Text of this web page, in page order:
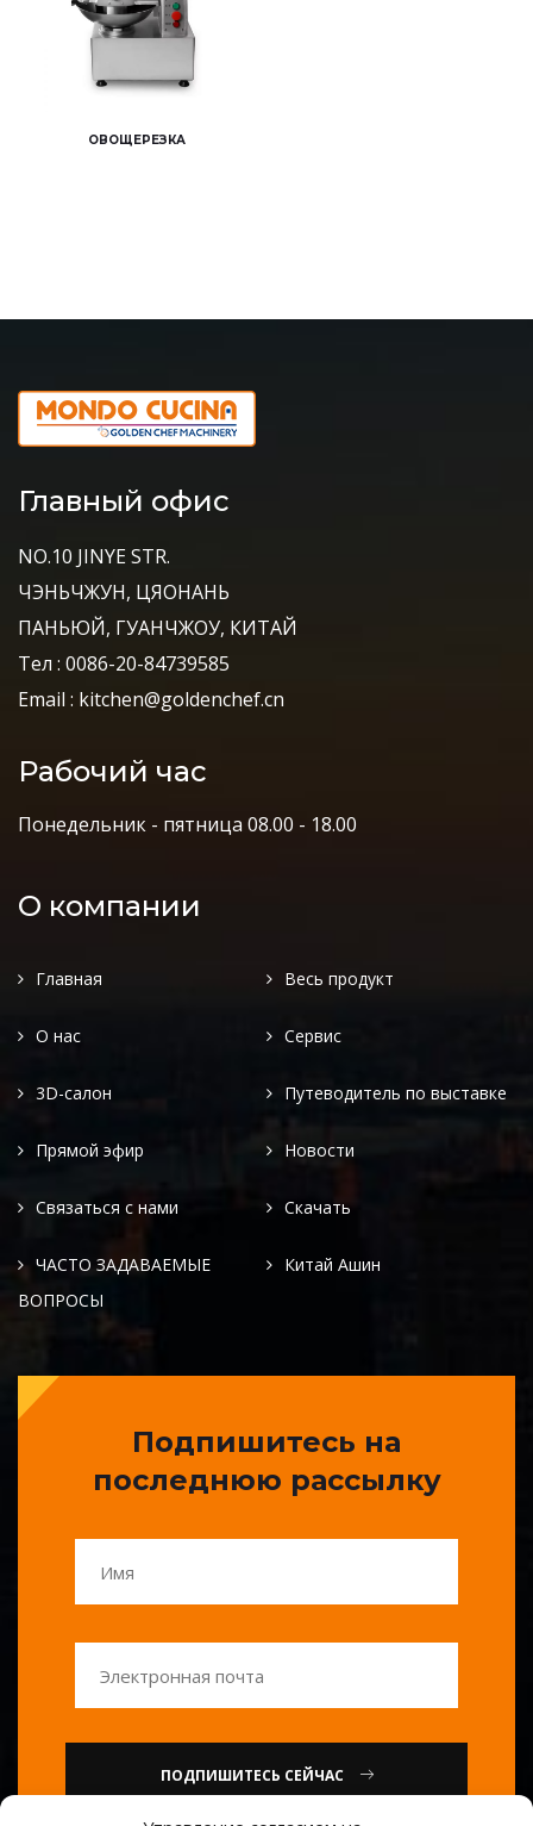
ОВОЩЕРЕЗКА
Главный офис
NO.10 JINYE STR.
ЧЭНЬЧЖУН, ЦЯОНАНЬ
ПАНЬЮЙ, ГУАНЧЖОУ, КИТАЙ
Тел : 0086-20-84739585
Email : kitchen@goldenchef.cn
Рабочий час
Понедельник - пятница 08.00 - 18.00
О компании
Главная Весь продукт
О нас Сервис
3D-салон Путеводитель по выставке
Прямой эфир Новости
Связаться с нами Скачать
ЧАСТО ЗАДАВАЕМЫЕ
ВОПРОСЫ
Китай Ашин
Подпишитесь на
последнюю рассылку
ПОДПИШИТЕСЬ СЕЙЧАС